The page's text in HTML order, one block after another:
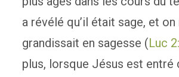
a révélé qu’il était sage, et on
grandissait en sagesse (Luc
plus, lorsque Jésus est entré